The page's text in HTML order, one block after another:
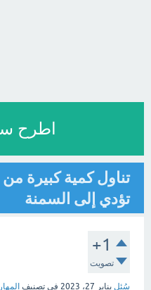
اطرح
تناول كمية كبيرة
تؤدي إلى السمنة
+1
تصويت
سُئل يناير 27، 2023 في تصنيف